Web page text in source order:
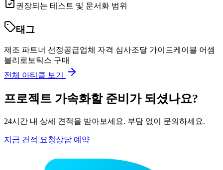
권장되는 테스트 및 문서화 범위
태그
제조 파트너 선정공급업체 자격 심사조달 가이드케이블 어셈
블리 로보틱스 구매
전체 아티클 보기
프로젝트 가속화할 준비가 되셨나요?
24시간 내 상세 견적을 받아보세요. 부담 없이 문의하세요.
지금 견적 요청상담 예약